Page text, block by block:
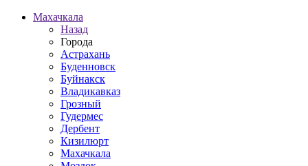
Махачкала
Назад
Города
Астрахань
Буденновск
Буйнакск
Владикавказ
Грозный
Гудермес
Дербент
Кизилюрт
Махачкала